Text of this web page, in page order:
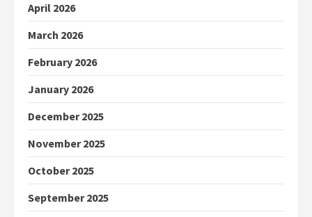
April 2026
March 2026
February 2026
January 2026
December 2025
November 2025
October 2025
September 2025